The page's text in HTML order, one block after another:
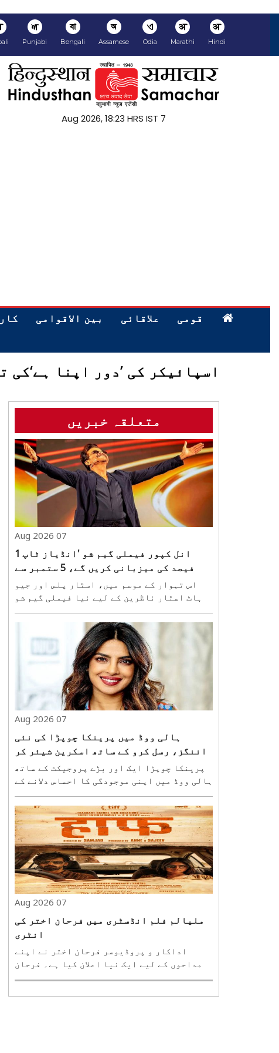
अ
Hindi
अ
Marathi
ଏ
Odia
অ
Assamese
বা
Bengali
ਅ
Punjabi
7 Aug 2026, 18:23 HRS IST
قومی علاقائی بین الاقوامی
اسپائیکر کی ’دور اپنا
متعلقہ خبریں
07 Aug 2026
انل کپور فیملی گیم شو 'انڈیاز ٹاپ 1
فیصد کی میزبانی کریں گے، 5 ستمبر سے
شروع ہوگا
اس تہوار کے موسم میں، اسٹار پلس اور جیو
ہاٹ اسٹار ناظرین کے لیے نیا فیملی گیم شو
سطح پر مقبول فارمیٹ ''دی 1 فیصد کلب'' پر مبنی
یہ شو 5 ستمبر کو ہندوستان میں پریمیئر
ہوگا۔ یہ فارمیٹ، جو ہالینڈ، جر..
07 Aug 2026
ہالی ووڈ میں پرینکا چوپڑا کی نئی
اننگز، رسل کرو کے ساتھ اسکرین شیئر کر
یں گی
پرینکا چوپڑا ایک اور بڑے پروجیکٹ کے ساتھ
ہالی ووڈ میں اپنی موجودگی کا احساس دلانے کے
رسل کرو اور پرینکا پہلی بار آنے والی سائنس
فائی ایکشن تھرلر بلیو فلائی میں ایک ساتھ
نظر آئیں گے۔ اس فلم کی ہدایت کاری نیمر..
07 Aug 2026
ملیالم فلم انڈسٹری میں فرحان اختر کی
انٹری
اداکار و پروڈیوسر فرحان اختر نے اپنے
مداحوں کے لیے ایک نیا اعلان کیا ہے۔ فرحان